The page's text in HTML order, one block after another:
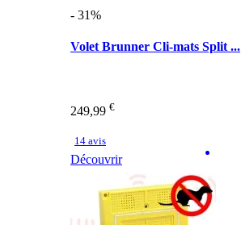
- 31%
Volet Brunner Cli-mats Split ...
249,99 €
14 avis
Découvrir